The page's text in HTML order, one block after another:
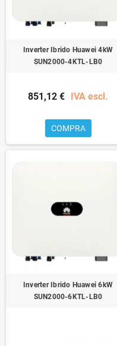
Inverter Ibrido Huawei 4kW
SUN2000-4KTL-LB0
851,12 € IVA escl.
COMPRA
Inverter Ibrido Huawei 6kW
SUN2000-6KTL-LB0